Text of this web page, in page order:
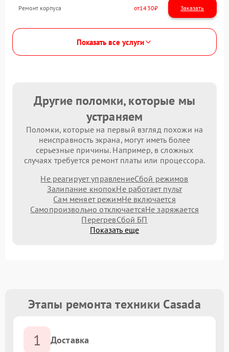
Ремонт корпуса 1430
Показать все услуги
Другие поломки, которые мы
устраняем
Поломки, которые на первый взгляд похожи на
неисправность экрана, могут иметь более
серьезные причины. Например, в сложных
случаях требуется ремонт платы или процессора.
Не реагирует управлениеСбой режимов
Залипание кнопокНе работает пульт
Сам меняет режимНе включается
Самопроизвольно отключаетсяНе заряжается
ПерегревСбой БП
Показать еще
Этапы ремонта техники Casada
1 Доставка